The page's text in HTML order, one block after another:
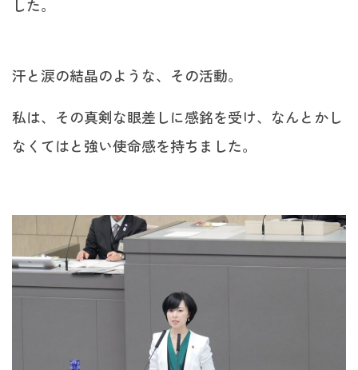
した。
汗と涙の結晶のような、その活動。
私は、その真剣な眼差しに感銘を受け、なんとかし
なくてはと強い使命感を持ちました。